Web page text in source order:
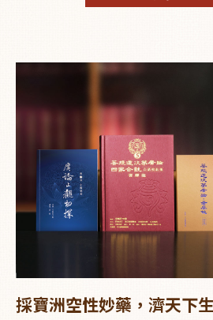
採寶洲空性妙藥，濟天下